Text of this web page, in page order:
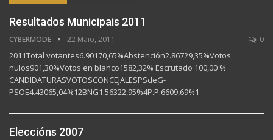
Resultados Municipais 2011
CYBERMODE 22 Maio, 2011 0
2011Total votantes6.90170,65%Abstención2.86729,35%Votos
nulos901,30%Votos en blanco1582,32% Escrutado 100,00 %
CANDIDATURASVOTOSCONCEJALESPSdeG-
PSOE4.43065,04%12BNG1.56322,95%4P.P.6609,69%1
Eleccións 2007